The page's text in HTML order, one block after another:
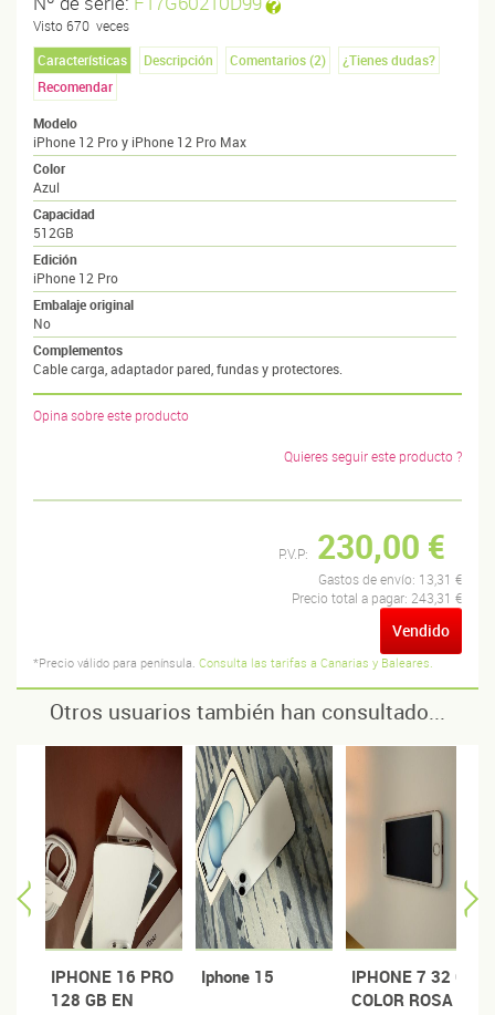
Visto 670 veces
Características
Descripción Comentarios (2)
¿Tienes dudas?
Recomendar
Modelo
iPhone 12 Pro y iPhone 12 Pro Max
Color
Azul
Capacidad
512GB
Edición
iPhone 12 Pro
Embalaje original
No
Complementos
Cable carga, adaptador pared, fundas y protectores.
Opina sobre este producto
Quieres seguir este producto ?
P.V.P: 230,00 €
Gastos de envío: 13,31 €
Precio total a pagar: 243,31 €
Vendido
*Precio válido para península. Consulta las tarifas a Canarias y Baleares.
Otros usuarios también han consultado...
IPHONE 16 PRO
128 GB EN
Iphone 15
IPHONE 7 32 GB
COLOR ROSA +